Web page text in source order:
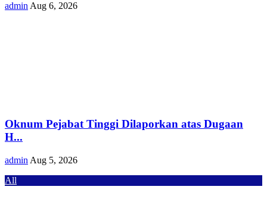
admin Aug 6, 2026
Oknum Pejabat Tinggi Dilaporkan atas Dugaan
H...
admin Aug 5, 2026
All